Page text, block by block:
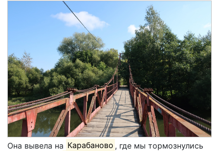
Она вывела на Карабаново , где мы тормознулись